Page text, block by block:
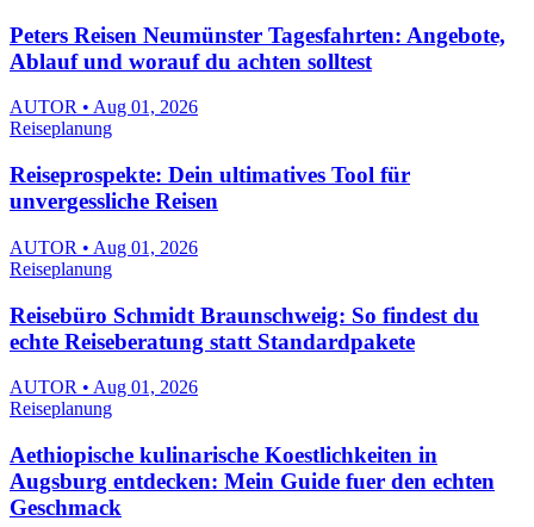
Peters Reisen Neumünster Tagesfahrten: Angebote,
Ablauf und worauf du achten solltest
AUTOR • Aug 01, 2026
Reiseplanung
Reiseprospekte: Dein ultimatives Tool für
unvergessliche Reisen
AUTOR • Aug 01, 2026
Reiseplanung
Reisebüro Schmidt Braunschweig: So findest du
echte Reiseberatung statt Standardpakete
AUTOR • Aug 01, 2026
Reiseplanung
Aethiopische kulinarische Koestlichkeiten in
Augsburg entdecken: Mein Guide fuer den echten
Geschmack